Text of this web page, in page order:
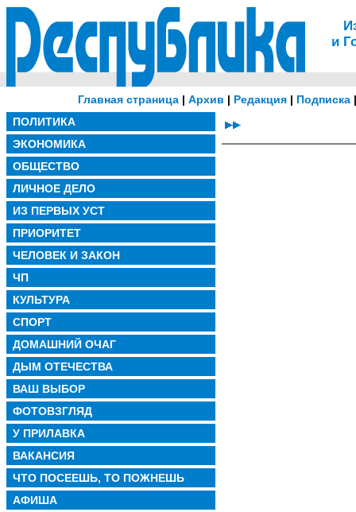
и
Главная страница | Архив | Редакция | Подписка
ПОЛИТИКА
ЭКОНОМИКА
ОБЩЕСТВО
ЛИЧНОЕ ДЕЛО
ИЗ ПЕРВЫХ УСТ
ПРИОРИТЕТ
ЧЕЛОВЕК И ЗАКОН
ЧП
КУЛЬТУРА
СПОРТ
ДОМАШНИЙ ОЧАГ
ДЫМ ОТЕЧЕСТВА
ВАШ ВЫБОР
ФОТОВЗГЛЯД
У ПРИЛАВКА
ВАКАНСИЯ
ЧТО ПОСЕЕШЬ, ТО ПОЖНЕШЬ
АФИША